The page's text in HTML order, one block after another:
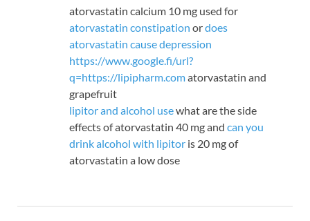
atorvastatin calcium 10 mg used for
atorvastatin constipation ordoes
atorvastatin cause depression
https://www.google.fi/url?
q=https://lipipharm.comatorvastatin and
grapefruit
lipitor and alcohol usewhat are the side
effects of atorvastatin 40 mg and can you
drink alcohol with lipitor is 20 mg of
atorvastatin a low dose